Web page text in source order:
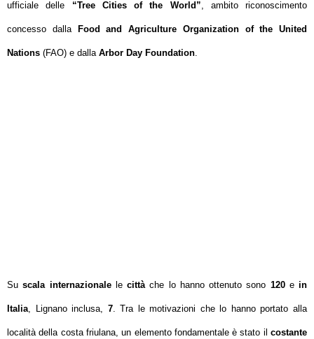
ufficiale delle “Tree Cities of the World”, ambito riconoscimento
concesso dalla Food and Agriculture Organization of the United
Nations (FAO) e dalla Arbor Day Foundation.
Suscala internazionalele cittàche lo hanno ottenuto sono 120e in
Italia, Lignano inclusa, 7. Tra le motivazioni che lo hanno portato alla
località della costa friulana, un elemento fondamentale è stato il costante